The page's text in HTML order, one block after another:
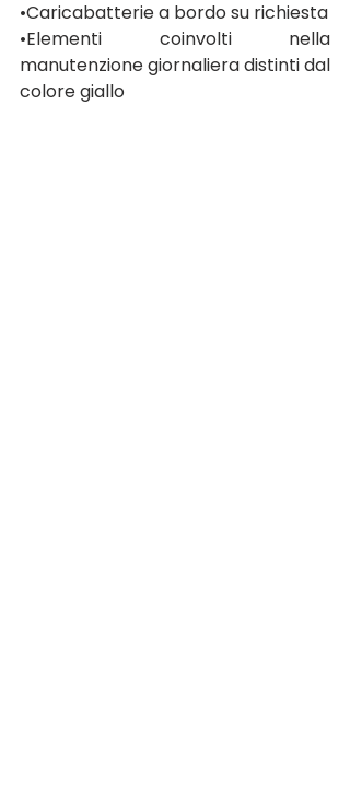
•Elementi coinvolti nella
manutenzione giornaliera distinti dal
colore giallo